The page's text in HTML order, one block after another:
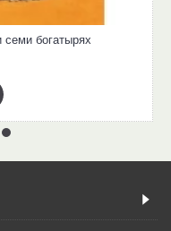
семи богатырях